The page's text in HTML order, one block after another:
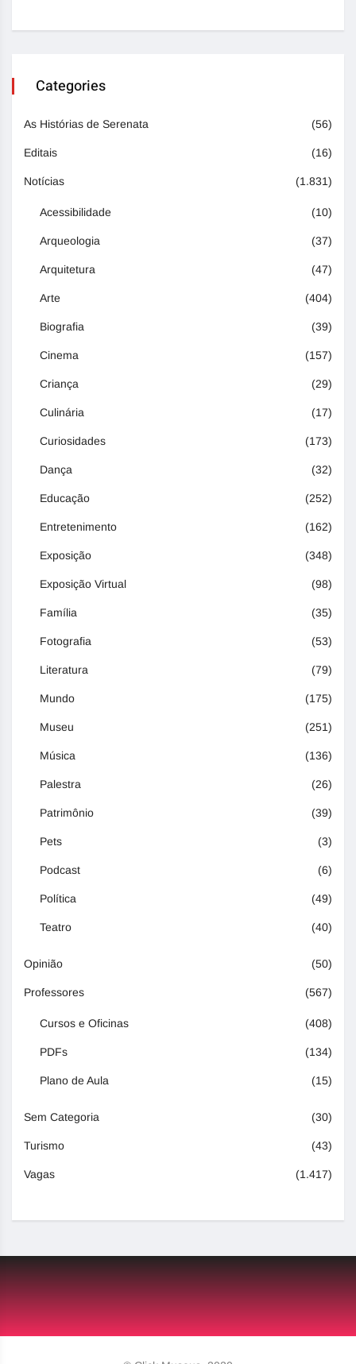
Categories
As Histórias de Serenata (56)
Editais (16)
Notícias (1.831)
Acessibilidade (10)
Arqueologia (37)
Arquitetura (47)
Arte (404)
Biografia (39)
Cinema (157)
Criança (29)
Culinária (17)
Curiosidades (173)
Dança (32)
Educação (252)
Entretenimento (162)
Exposição (348)
Exposição Virtual (98)
Família (35)
Fotografia (53)
Literatura (79)
Mundo (175)
Museu (251)
Música (136)
Palestra (26)
Patrimônio (39)
Pets (3)
Podcast (6)
Política (49)
Teatro (40)
Opinião (50)
Professores (567)
Cursos e Oficinas (408)
PDFs (134)
Plano de Aula (15)
Sem Categoria (30)
Turismo (43)
Vagas (1.417)